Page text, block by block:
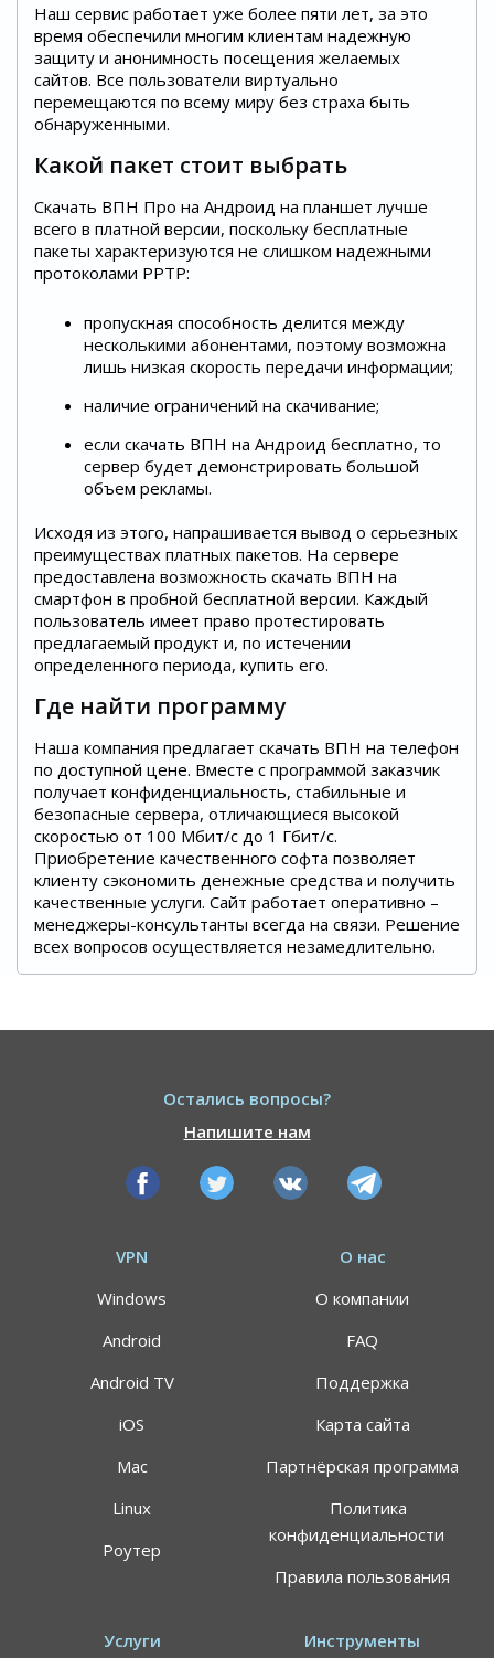
Наш сервис работает уже более пяти лет, за это
время обеспечили многим клиентам надежную
защиту и анонимность посещения желаемых
сайтов. Все пользователи виртуально
перемещаются по всему миру без страха быть
обнаруженными.
Какой пакет стоит выбрать
Скачать ВПН Про на Андроид на планшет лучше
всего в платной версии, поскольку бесплатные
пакеты характеризуются не слишком надежными
протоколами PPTP:
пропускная способность делится между
несколькими абонентами, поэтому возможна
лишь низкая скорость передачи информации;
наличие ограничений на скачивание;
если скачать ВПН на Андроид бесплатно, то
сервер будет демонстрировать большой
объем рекламы.
Исходя из этого, напрашивается вывод о серьезных
преимуществах платных пакетов. На сервере
предоставлена возможность скачать ВПН на
смартфон в пробной бесплатной версии. Каждый
пользователь имеет право протестировать
предлагаемый продукт и, по истечении
определенного периода, купить его.
Где найти программу
Наша компания предлагает скачать ВПН на телефон
по доступной цене. Вместе с программой заказчик
получает конфиденциальность, стабильные и
безопасные сервера, отличающиеся высокой
скоростью от 100 Мбит/с до 1 Гбит/с.
Приобретение качественного софта позволяет
клиенту сэкономить денежные средства и получить
качественные услуги. Сайт работает оперативно –
менеджеры-консультанты всегда на связи. Решение
всех вопросов осуществляется незамедлительно.
Остались вопросы?
Напишите нам
VPN
Windows
Android
Android TV
iOS
Mac
Linux
Роутер
О нас
О компании
FAQ
Поддержка
Карта сайта
Партнёрская программа
Политика
конфиденциальности
Правила пользования
Услуги Инструменты